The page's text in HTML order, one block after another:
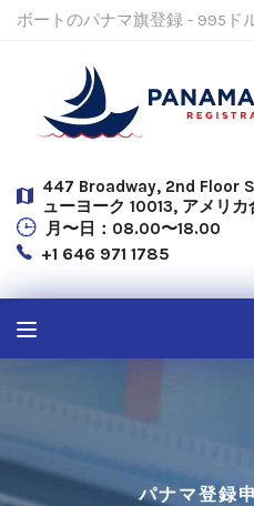
ボートのパナマ旗登録 - 995ド
447 Broadway, 2nd Floor
ューヨーク 10013, アメリカ
月〜日：08.00〜18.00
+1 646 971 1785
パナマ登録